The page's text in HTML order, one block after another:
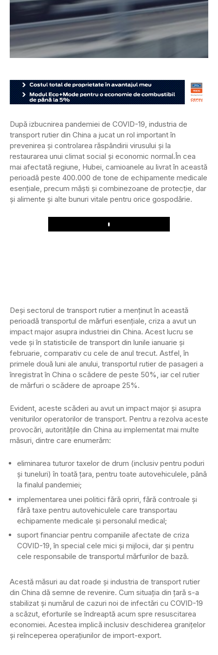
După izbucnirea pandemiei de COVID-19, industria de
transport rutier din China a jucat un rol important în
prevenirea și controlarea răspândirii virusului și la
restaurarea unui climat social și economic normal.În cea
mai afectată regiune, Hubei, camioanele au livrat în această
perioadă peste 400.000 de tone de echipamente medicale
esențiale, precum măști și combinezoane de protecție, dar
și alimente și alte bunuri vitale pentru orice gospodărie.
Play
Deși sectorul de transport rutier a menținut în această
perioadă transportul de mărfuri esențiale, criza a avut un
impact major asupra industriei din China. Acest lucru se
vede și în statisticile de transport din lunile ianuarie și
februarie, comparativ cu cele de anul trecut. Astfel, în
primele două luni ale anului, transportul rutier de pasageri a
înregistrat în China o scădere de peste 50%, iar cel rutier
de mărfuri o scădere de aproape 25%.
Evident, aceste scăderi au avut un impact major și asupra
veniturilor operatorilor de transport. Pentru a rezolva aceste
provocări, autoritățile din China au implementat mai multe
măsuri, dintre care enumerăm:
eliminarea tuturor taxelor de drum (inclusiv pentru poduri
și tuneluri) în toată țara, pentru toate autovehiculele, până
la finalul pandemiei;
implementarea unei politici fără opriri, fără controale și
fără taxe pentru autovehiculele care transportau
echipamente medicale și personalul medical;
suport financiar pentru companiile afectate de criza
COVID-19, în special cele mici și mijlocii, dar și pentru
cele responsabile de transportul mărfurilor de bază.
Acestă măsuri au dat roade și industria de transport rutier
din China dă semne de revenire. Cum situația din țară s-a
stabilizat și numărul de cazuri noi de infectări cu COVID-19
a scăzut, eforturile se îndreaptă acum spre resuscitarea
economiei. Acestea implică inclusiv deschiderea granițelor
și reînceperea operațiunilor de import-export.